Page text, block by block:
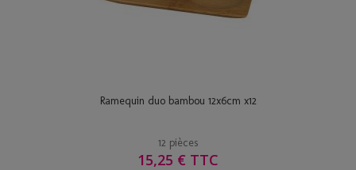
Ramequin duo bambou 12x6cm x12
12 pièces
15,25 € TTC